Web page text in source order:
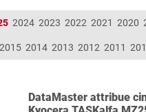
2024 2023 2022 2021 2020
2015 2014 2013 2012 2011
DataMaster attribue